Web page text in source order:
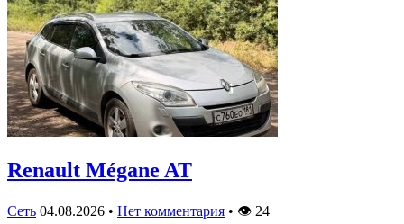
Renault Mégane AT
Сеть 04.08.2026 • Нет комментария • 👁 24